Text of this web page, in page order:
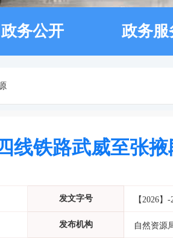
政务公开 政务服
线铁路武威至张
发文字号 【2026】-
发布机构 自然资源